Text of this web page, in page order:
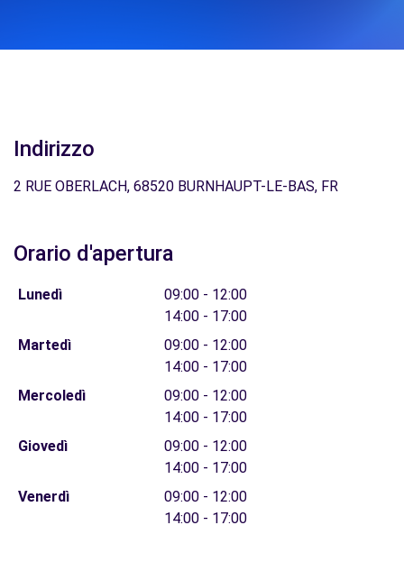
Indirizzo
2 RUE OBERLACH, 68520 BURNHAUPT-LE-BAS, FR
Orario d'apertura
Lunedì
09:00 - 12:00
14:00 - 17:00
Martedì
09:00 - 12:00
14:00 - 17:00
Mercoledì
09:00 - 12:00
14:00 - 17:00
Giovedì
09:00 - 12:00
14:00 - 17:00
Venerdì
09:00 - 12:00
14:00 - 17:00